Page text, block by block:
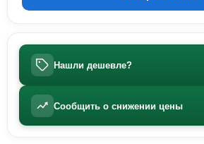
Нашли дешевле?
Сообщить о снижении цены